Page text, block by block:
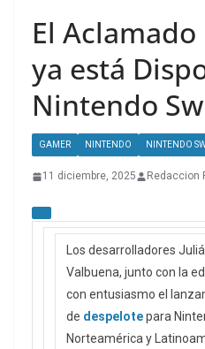
El
ya está
Nintendo
GAMER NINTENDO NINTENDO
11 diciembre, 2025 Redaccion
Los desarrolladores
Valbuena, junto con la
con entusiasmo el
de despelotepara
Norteamérica y